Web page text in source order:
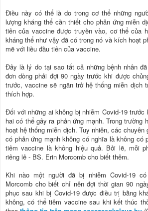
Điều này có thể là do trong cơ thể những
lượng kháng thể cần thiết cho phản ứng miễn
tiên của vaccine được truyền vào, cơ thể của
kháng thể như vậy đã có trong nó và kích hoạt
mẽ với liều đầu tiên của vaccine.
Đây là lý do tại sao tất cả những bệnh nhân
đơn dòng phải đợi 90 ngày trước khi được
trước, vaccine sẽ ngăn trở hệ thống miễn dịch
thích hợp.
Đối với những ai không bị nhiễm Covid-19
hai có thể gây ra phản ứng mạnh. Trong trường
hoạt hệ thống miễn dịch. Tuy nhiên, các chuyên
có phản ứng mạnh không có nghĩa là không có
tiêm vaccine là không hiệu quả. Bởi lẽ, mỗi
riêng lẻ - BS. Erin Morcomb cho biết thêm.
Khi nào một người đã bị nhiễm Covid-19
Morcomb cho biết chỉ nên đợi thời gian 90
phục sau khi bị Covid-19 được điều trị bằng
không, có thể tiêm vaccine sau khi kết thúc